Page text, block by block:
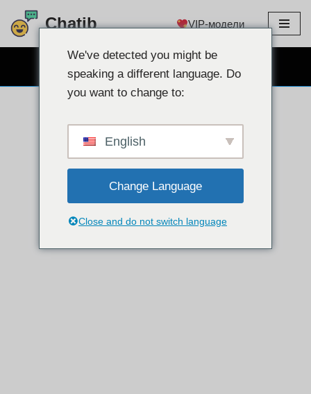
перейти
содержанию
Chatib VIP-модели
We've detected you might be
speaking a different language. Do
you want to change to:
English
Change Language
Close and do not switch language